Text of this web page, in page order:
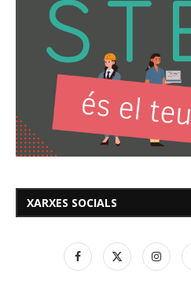
XARXES SOCIALS